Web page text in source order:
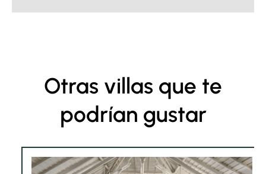
Otras villas que te
podrían gustar